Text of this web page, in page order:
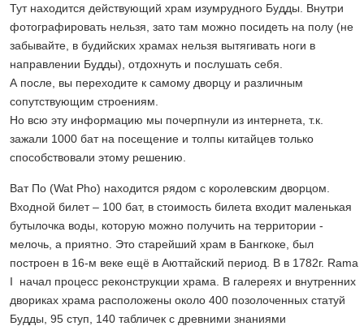
Тут находится действующий храм изумрудного Будды. Внутри
фотографировать нельзя, зато там можно посидеть на полу (не
забывайте, в будийских храмах нельзя вытягивать ноги в
направлении Будды), отдохнуть и послушать себя.
А после, вы переходите к самому дворцу и различным
сопутствующим строениям.
Но всю эту информацию мы почерпнули из интернета, т.к.
зажали 1000 бат на посещение и толпы китайцев только
способствовали этому решению.
Ват По (Wat Pho) находится рядом с королевским дворцом.
Входной билет – 100 бат, в стоимость билета входит маленькая
бутылочка воды, которую можно получить на территории -
мелочь, а приятно. Это старейший храм в Бангкоке, был
построен в 16-м веке ещё в Аюттайский период. В в 1782г. Rama
I начал процесс реконструкции храма. В галереях и внутренних
двориках храма расположены около 400 позолоченных статуй
Будды, 95 ступ, 140 табличек с древними знаниями